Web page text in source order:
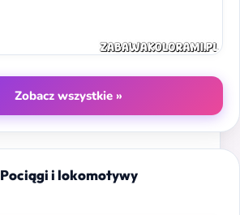
Zobacz wszystkie »
Pociągi i lokomotywy